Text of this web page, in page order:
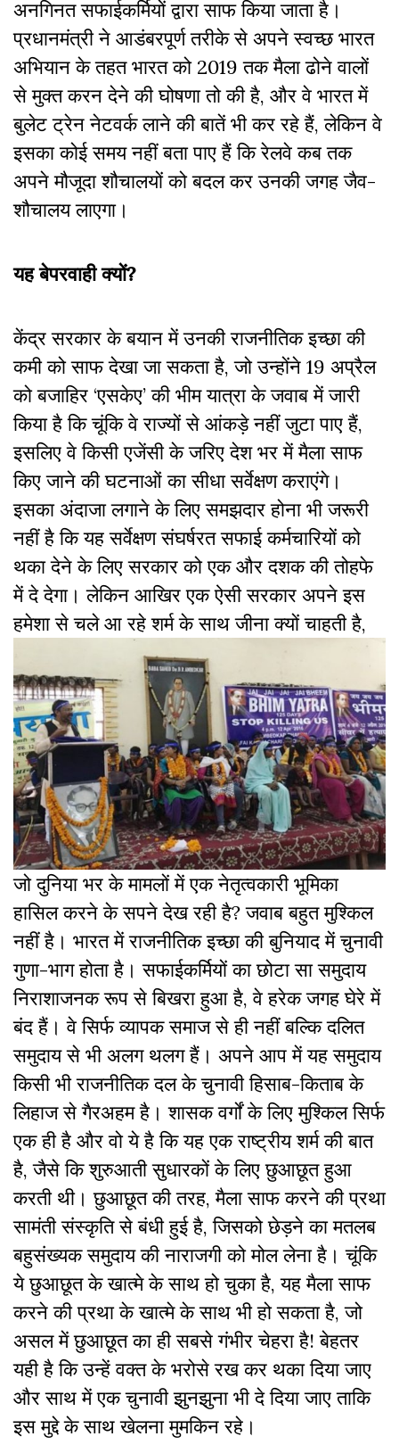
अनगिनत सफाईकर्मियों द्वारा साफ किया जाता है।
प्रधानमंत्री ने आडंबरपूर्ण तरीके से अपने स्वच्छ भारत
अभियान के तहत भारत को 2019 तक मैला ढोने वालों
से मुक्त करन देने की घोषणा तो की है, और वे भारत में
बुलेट ट्रेन नेटवर्क लाने की बातें भी कर रहे हैं, लेकिन वे
इसका कोई समय नहीं बता पाए हैं कि रेलवे कब तक
अपने मौजूदा शौचालयों को बदल कर उनकी जगह जैव-
शौचालय लाएगा।
यह बेपरवाही क्यों?
केंद्र सरकार के बयान में उनकी राजनीतिक इच्छा की
कमी को साफ देखा जा सकता है, जो उन्होंने 19 अप्रैल
को बजाहिर ‘एसकेए’ की भीम यात्रा के जवाब में जारी
किया है कि चूंकि वे राज्यों से आंकड़े नहीं जुटा पाए हैं,
इसलिए वे किसी एजेंसी के जरिए देश भर में मैला साफ
किए जाने की घटनाओं का सीधा सर्वेक्षण कराएंगे।
इसका अंदाजा लगाने के लिए समझदार होना भी जरूरी
नहीं है कि यह सर्वेक्षण संघर्षरत सफाई कर्मचारियों को
थका देने के लिए सरकार को एक और दशक की तोहफे
में दे देगा। लेकिन आखिर एक ऐसी सरकार अपने इस
हमेशा से चलेआ रहे शर्म के साथ जीना क्यों चाहती है,
जो दुनिया भर के मामलों में एक नेतृत्वकारी भूमिका
हासिल करने के सपने देख रही है? जवाब बहुत मुश्किल
नहीं है। भारत में राजनीतिक इच्छा की बुनियाद में चुनावी
गुणा-भाग होता है। सफाईकर्मियों का छोटा सा समुदाय
निराशाजनक रूप से बिखरा हुआ है, वे हरेक जगह घेरे में
बंद हैं। वे सिर्फ व्यापक समाज से ही नहीं बल्कि दलित
समुदाय से भी अलग थलग हैं। अपने आप में यह समुदाय
किसी भी राजनीतिक दल के चुनावी हिसाब-किताब के
लिहाज से गैरअहम है। शासक वर्गों के लिए मुश्किल सिर्फ
एक ही है और वो ये है कि यह एक राष्ट्रीय शर्म की बात
है, जैसे कि शुरुआती सुधारकों के लिए छुआछूत हुआ
करती थी। छुआछूत की तरह, मैला साफ करने की प्रथा
सामंती संस्कृति से बंधी हुई है, जिसको छेड़ने का मतलब
बहुसंख्यक समुदाय की नाराजगी को मोल लेना है। चूंकि
ये छुआछूत के खात्मे के साथ हो चुका है, यह मैला साफ
करने की प्रथा के खात्मे के साथ भी हो सकता है, जो
असल में छुआछूत का ही सबसे गंभीर चेहरा है! बेहतर
यही है कि उन्हें वक्त के भरोसे रख कर थका दिया जाए
और साथ में एक चुनावी झुनझुना भी दे दिया जाए ताकि
इस मुद्दे के साथ खेलना मुमकिन रहे।